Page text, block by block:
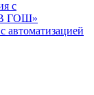
автоматизацией